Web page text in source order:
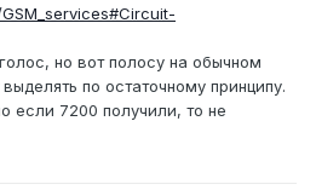
но вот полосу на обычном
по остаточному принципу.
если 7200 получили, то не